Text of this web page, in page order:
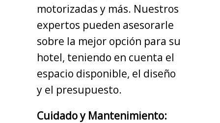
motorizadas y más. Nuestros
expertos pueden asesorarle
sobre la mejor opción para su
hotel, teniendo en cuenta el
espacio disponible, el diseño
y el presupuesto.
Cuidado y Mantenimiento: